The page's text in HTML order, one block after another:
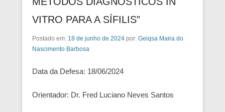
VITRO PARA A SÍFILIS”
Postado em: 18 de junho de 2024 por: Geiqsa Maira do
Nascimento Barbosa
Data da Defesa: 18/06/2024
Orientador: Dr. Fred Luciano Neves Santos